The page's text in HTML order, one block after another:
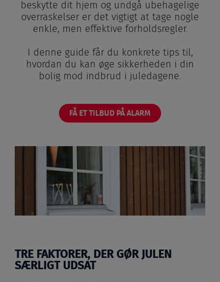
beskytte dit hjem og undgå ubehagelige
overraskelser er det vigtigt at tage nogle
enkle, men effektive forholdsregler.
I denne guide får du konkrete tips til,
hvordan du kan øge sikkerheden i din
bolig mod indbrud i juledagene.
FÅ ET TILBUD PÅ ALARM
TRE FAKTORER, DER GØR JULEN
SÆRLIGT UDSAT